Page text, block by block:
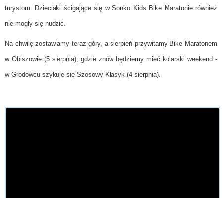
turystom. Dzieciaki ścigające się w Sonko Kids Bike Maratonie również
nie mogły się nudzić.
Na chwilę zostawiamy teraz góry, a sierpień przywitamy Bike Maratonem
w Obiszowie (5 sierpnia), gdzie znów będziemy mieć kolarski weekend -
w Grodowcu szykuje się Szosowy Klasyk (4 sierpnia).